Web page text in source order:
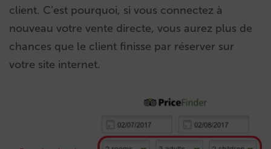
client. C’est pourquoi, si vous connectez à
nouveau votre vente directe, vous aurez plus de
chances que le client finisse par réserver sur
votre site internet.